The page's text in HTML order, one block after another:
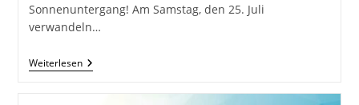
Sonnenuntergang! Am Samstag, den 25. Juli
verwandeln…
WeiterlesenInPulz
Open